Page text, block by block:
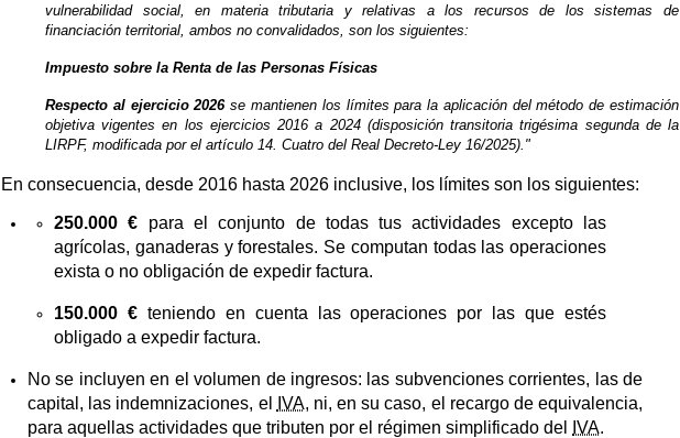
vulnerabilidad social, en materia tributaria y relativas a los recursos de los sistemas de
financiación territorial, ambos no convalidados, son los siguientes:
Impuesto sobre la Renta de las Personas Físicas
Respecto al ejercicio 2026se mantienen los límites para la aplicación del método de estimación
objetiva vigentes en los ejercicios 2016 a 2024 (disposición transitoria trigésima segunda de la
LIRPF, modificada por el artículo 14. Cuatro del Real Decreto-Ley 16/2025)."
En consecuencia, desde 2016 hasta 2026 inclusive, los límites son los siguientes:
250.000 € para el conjunto de todas tus actividades excepto las
agrícolas, ganaderas y forestales. Se computan todas las operaciones
exista o no obligación de expedir factura.
150.000 €teniendo en cuenta las operaciones por las que estés
obligado a expedir factura.
No se incluyen en el volumen de ingresos: las subvenciones corrientes, las de
capital, las indemnizaciones, el
IVA, ni, en su caso, el recargo de equivalencia,
para aquellas actividades que tributen por el régimen simplificado del
IVA.